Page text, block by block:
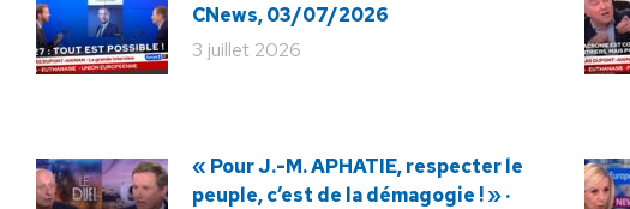
CNews, 03/07/2026
3 juillet 2026
« Pour J.-M. APHATIE, respecter le
peuple, c’est de la démagogie ! » ·